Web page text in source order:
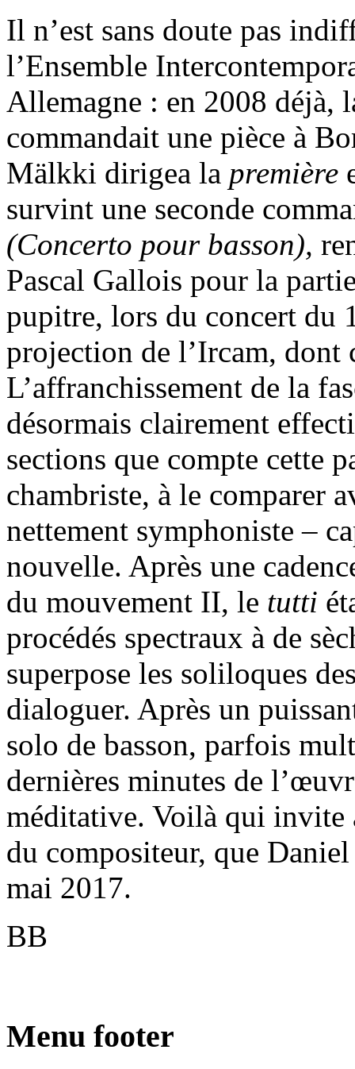
Il n’est sans doute pas
l’Ensemble
Allemagne : en 2008 déjà,
commandait une pièce à
Mälkki dirigea la première
survint une seconde
(Concerto pour basson),
Pascal Gallois pour la
pupitre, lors du concert du
projection de l’Ircam, dont
L’affranchissement de la
désormais clairement
sections que compte cette
chambriste, à le comparer
nettement symphoniste –
nouvelle. Après une
du mouvement II, le tutti
procédés spectraux à de
superpose les soliloques
dialoguer. Après un
solo de basson, parfois
dernières minutes de
méditative. Voilà qui invite
du compositeur, que
mai 2017.
BB
Menu footer